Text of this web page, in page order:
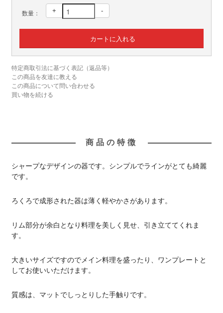
数量： + -
特定商取引法に基づく表記（返品等）
この商品を友達に教える
この商品について問い合わせる
買い物を続ける
商品の特徴
シャープなデザインの器です。シンプルでラインがとても綺麗
です。
ろくろで成形された器は薄く軽やかさがあります。
リム部分が余白となり料理を美しく見せ、引き立ててくれま
す。
大きいサイズですのでメイン料理を盛ったり、ワンプレートと
してお使いいただけます。
質感は、マットでしっとりした手触りです。